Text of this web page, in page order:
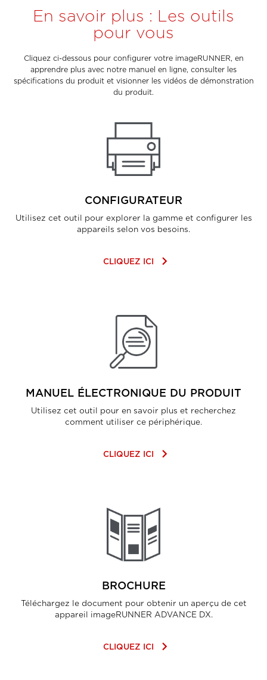
En savoir plus : Les outils
pour vous
Cliquez ci-dessous pour configurer votre imageRUNNER, en
apprendre plus avec notre manuel en ligne, consulter les
spécifications du produit et visionner les vidéos de démonstration
du produit.
CONFIGURATEUR
Utilisez cet outil pour explorer la gamme et configurer les
appareils selon vos besoins.
CLIQUEZ ICI keyboard_arrow_right
MANUEL ÉLECTRONIQUE DU PRODUIT
Utilisez cet outil pour en savoir plus et recherchez
comment utiliser ce périphérique.
CLIQUEZ ICI keyboard_arrow_right
BROCHURE
Téléchargez le document pour obtenir un aperçu de cet
appareil imageRUNNER ADVANCE DX.
CLIQUEZ ICI keyboard_arrow_right